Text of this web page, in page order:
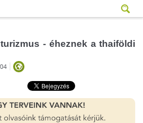
- éheznek a thaiföldi